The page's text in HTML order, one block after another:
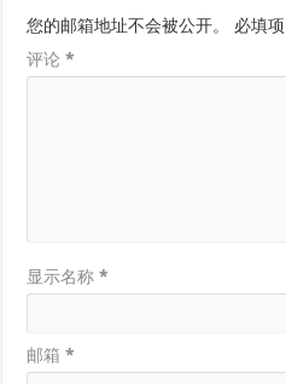
您的邮箱地址不会被公开。 必填
评论*
显示名称*
邮箱*